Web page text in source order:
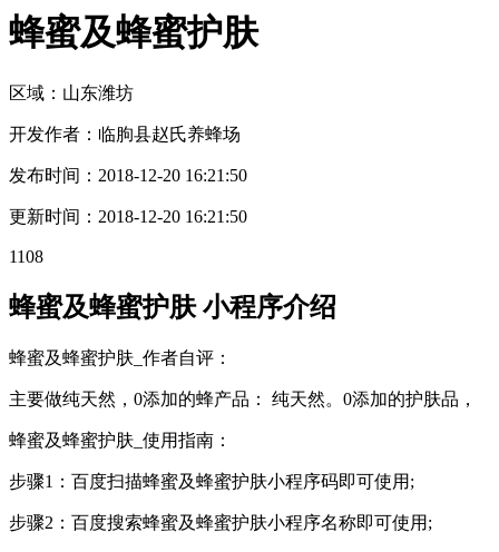
蜂蜜及蜂蜜护肤
区域： 山东潍坊
开发作者： 临朐县赵氏养蜂场
发布时间： 2018-12-20 16:21:50
更新时间： 2018-12-20 16:21:50
1108
蜂蜜及蜂蜜护肤 小程序介绍
蜂蜜及蜂蜜护肤_作者自评：
主要做纯天然，0添加的蜂产品： 纯天然。0添加的护肤品，
蜂蜜及蜂蜜护肤_使用指南：
步骤1：百度扫描蜂蜜及蜂蜜护肤小程序码即可使用;
步骤2：百度搜索蜂蜜及蜂蜜护肤小程序名称即可使用;